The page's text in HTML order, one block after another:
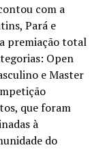
com a
Pará e
premiação total
Open
e Master
que foram
à
do